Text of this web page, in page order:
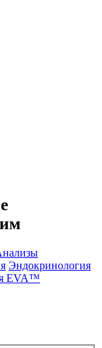
Эндокринология
EVA™